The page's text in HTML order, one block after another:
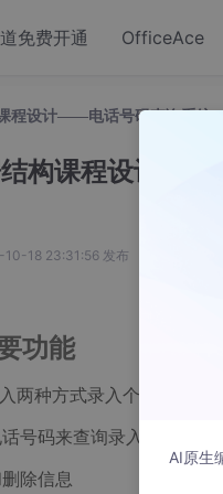
免费开通 OfficeAce
程设计——电话号码查询系统（
构课程设计——
10-18 23:31:56 发布
功能
两种方式录入个人的基本
号码来查询录入的人的基
除信息
AI原生